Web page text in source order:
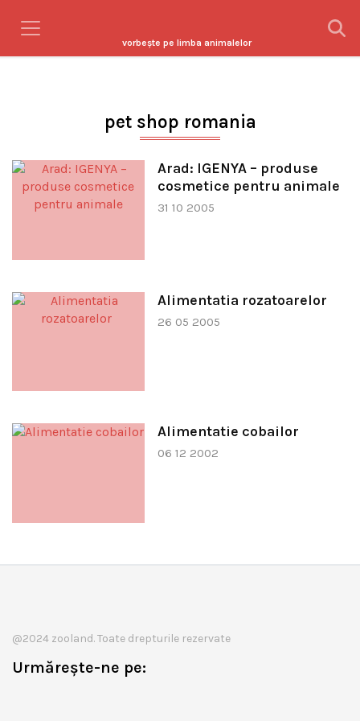
vorbeşte pe limba animalelor
pet shop romania
Arad: IGENYA – produse
cosmetice pentru animale
31 10 2005
Alimentatia rozatoarelor
26 05 2005
Alimentatie cobailor
06 12 2002
@2024 zooland. Toate drepturile rezervate
Urmărește-ne pe: